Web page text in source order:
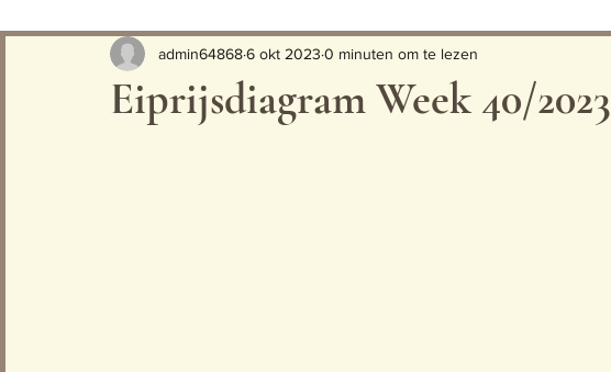
Eiprijsdiagram Week 40/2023
admin648686 okt 2023 0 minuten om te lezen